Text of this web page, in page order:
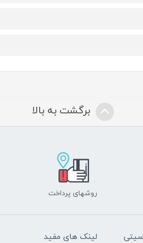
برگشت به بالا
روشهای پرداخت
سیتی لینک های مفید